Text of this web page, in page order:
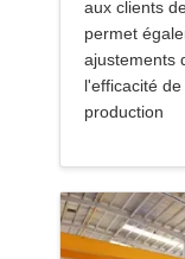
aux clients
permet
ajustements
l'efficacité
production